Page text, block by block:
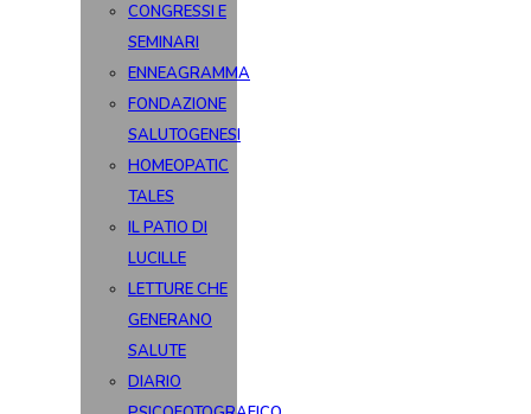
CONGRESSI E
SEMINARI
ENNEAGRAMMA
FONDAZIONE
SALUTOGENESI
HOMEOPATIC
TALES
IL PATIO DI
LUCILLE
LETTURE CHE
GENERANO
SALUTE
DIARIO